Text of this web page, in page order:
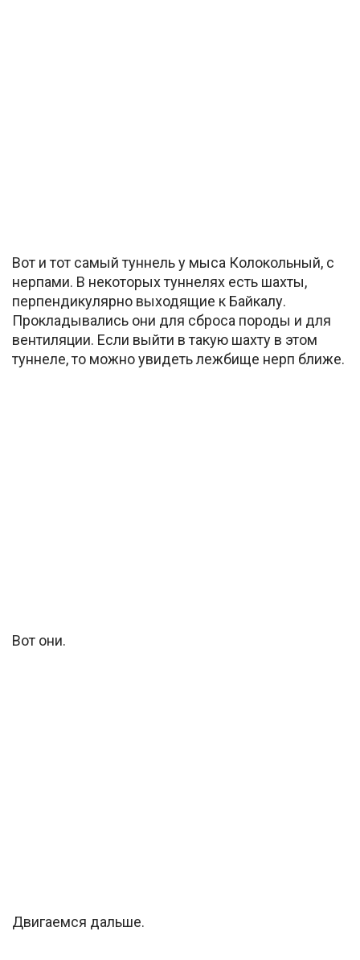
Вот и тот самый туннель у мыса Колокольный, с
нерпами. В некоторых туннелях есть шахты,
перпендикулярно выходящие к Байкалу.
Прокладывались они для сброса породы и для
вентиляции. Если выйти в такую шахту в этом
туннеле, то можно увидеть лежбище нерп ближе.
Вот они.
Двигаемся дальше.